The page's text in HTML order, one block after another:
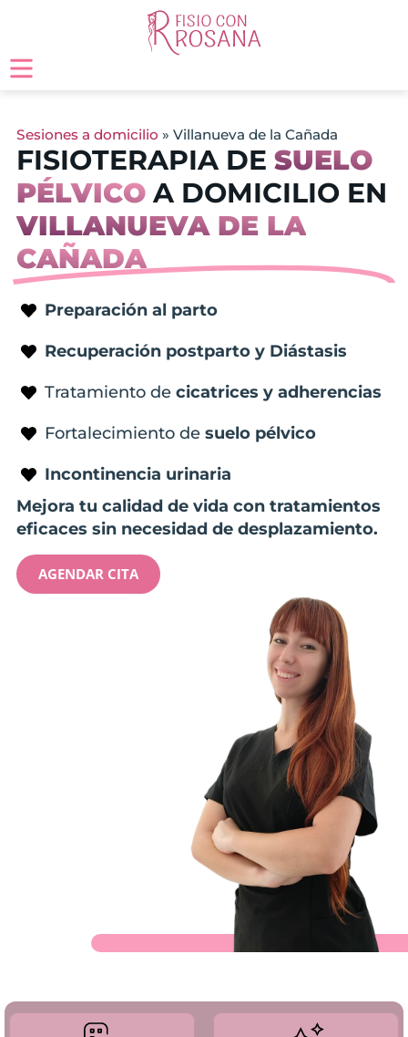
Sesiones a domicilio » Villanueva de la Cañada
FISIOTERAPIA DE SUELO
PÉLVICO A DOMICILIO EN
VILLANUEVA DE LA
CAÑADA
Preparación al parto
Recuperación postparto y Diástasis
Tratamiento de cicatrices y adherencias
Fortalecimiento de suelo pélvico
Incontinencia urinaria
Mejora tu calidad de vida con tratamientos
eficaces sin necesidad de desplazamiento.
AGENDAR CITA